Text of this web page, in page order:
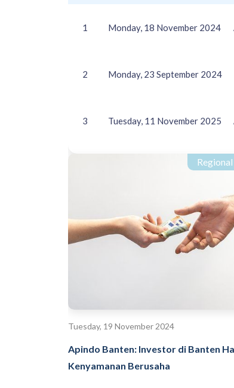
1 Monday, 18 November 2024
2 Monday, 23 September 2024
3 Tuesday, 11 November 2025
Tuesday, 19 November 2024
Apindo Banten: Investor di Banten
Kenyamanan Berusaha